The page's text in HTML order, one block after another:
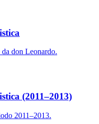
don Leonardo.
(2011–2013)
2011–2013.